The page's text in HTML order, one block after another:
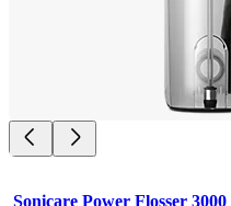
Sonicare Power Flosser 3000